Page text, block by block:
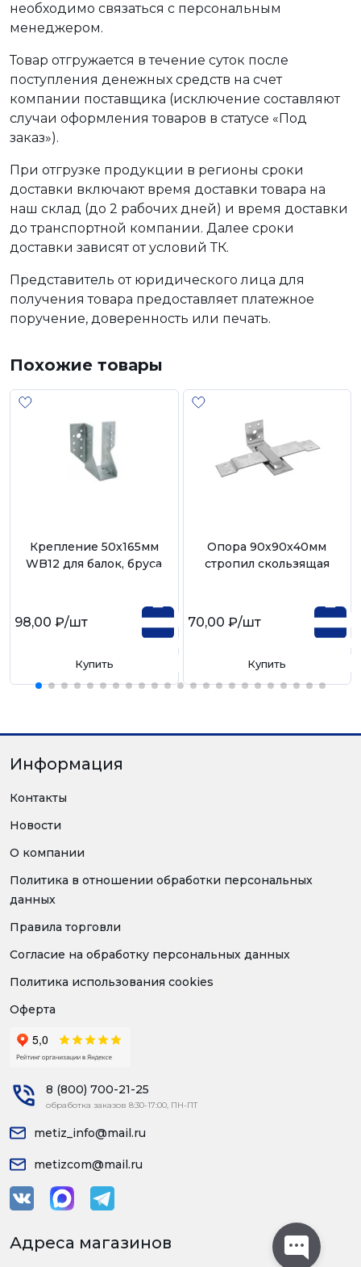
необходимо связаться с персональным
менеджером.
Товар отгружается в течение суток после
поступления денежных средств на счет
компании поставщика (исключение составляют
случаи оформления товаров в статусе «Под
заказ»).
При отгрузке продукции в регионы сроки
доставки включают время доставки товара на
наш склад (до 2 рабочих дней) и время доставки
до транспортной компании. Далее сроки
доставки зависят от условий ТК.
Представитель от юридического лица для
получения товара предоставляет платежное
поручение, доверенность или печать.
Похожие товары
Крепление 50х165мм
WB12 для балок, бруса
98,00 ₽/шт
Купить
Опора 90х90х40мм
стропил скользящая
70,00 ₽/шт
Купить
Информация
Контакты
Новости
О компании
Политика в отношении обработки персональных
данных
Правила торговли
Согласие на обработку персональных данных
Политика использования cookies
Оферта
8 (800) 700-21-25
обработка заказов 8:30-17:00, ПН-ПТ
metiz_info@mail.ru
metizcom@mail.ru
Адреса магазинов